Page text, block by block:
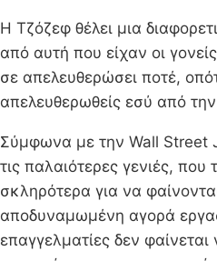
Η Τζόζεφ θέλει μια
από αυτή που είχαν οι
σε απελευθερώσει ποτέ,
απελευθερωθείς εσύ από
Σύμφωνα με την Wall Street
τις παλαιότερες γενιές, που
σκληρότερα για να
αποδυναμωμένη αγορά
επαγγελματίες δεν φαίνεται